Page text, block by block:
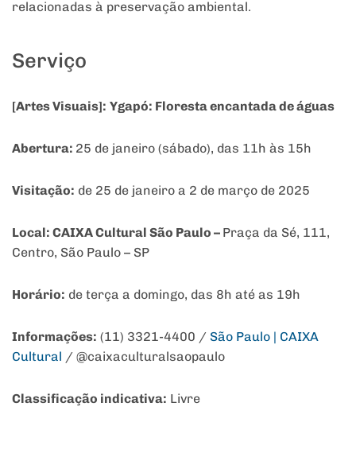
relacionadas à preservação ambiental.
Serviço
[Artes Visuais]: Ygapó: Floresta encantada de águas
Abertura: 25 de janeiro (sábado), das 11h às 15h
Visitação: de 25 de janeiro a 2 de março de 2025
Local: CAIXA Cultural São Paulo – Praça da Sé, 111,
Centro, São Paulo – SP
Horário: de terça a domingo, das 8h até as 19h
Informações: (11) 3321-4400 / São Paulo | CAIXA
Cultural / @caixaculturalsaopaulo
Classificação indicativa: Livre